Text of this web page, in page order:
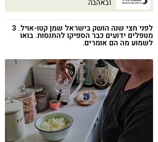
גישות בתזונה
דיאטה
ניקוי רעלים
מזונות על
הפרעות קשב & ריכוז
אכילה רגשית
רגישות לגלוטן
טעים להכיר
קורונה
טבעונות
ובאהבה
לפני חצי שנה הושק בישראל שמן קטו-אויל. 3
מטפלים ידועים כבר הספיקו להתנסות. בואו
לשמוע מה הם אומרים.